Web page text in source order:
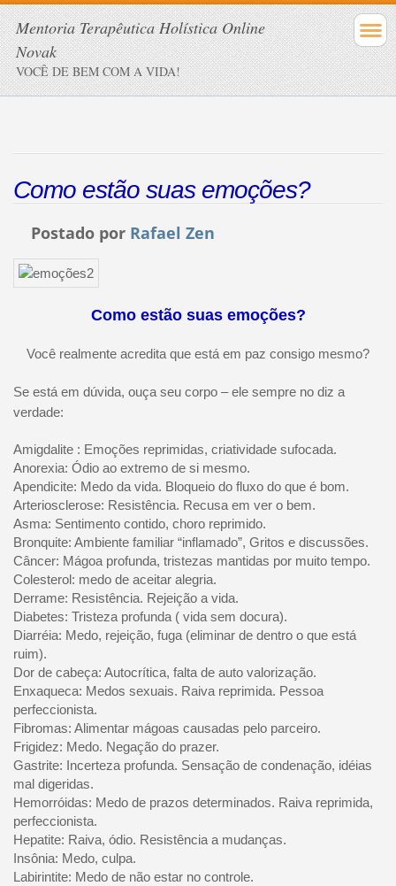
Mentoria Terapêutica Holística Online
Novak
VOCÊ DE BEM COM A VIDA!
Como estão suas emoções?
Postado por Rafael Zen
Como estão suas emoções?
Você realmente acredita que está em paz consigo mesmo?
Se está em dúvida, ouça seu corpo – ele sempre no diz a
verdade:
Amigdalite : Emoções reprimidas, criatividade sufocada.
Anorexia: Ódio ao extremo de si mesmo.
Apendicite: Medo da vida. Bloqueio do fluxo do que é bom.
Arteriosclerose: Resistência. Recusa em ver o bem.
Asma: Sentimento contido, choro reprimido.
Bronquite: Ambiente familiar “inflamado”, Gritos e discussões.
Câncer: Mágoa profunda, tristezas mantidas por muito tempo.
Colesterol: medo de aceitar alegria.
Derrame: Resistência. Rejeição a vida.
Diabetes: Tristeza profunda ( vida sem docura).
Diarréia: Medo, rejeição, fuga (eliminar de dentro o que está
ruim).
Dor de cabeça: Autocrítica, falta de auto valorização.
Enxaqueca: Medos sexuais. Raiva reprimida. Pessoa
perfeccionista.
Fibromas: Alimentar mágoas causadas pelo parceiro.
Frigidez: Medo. Negação do prazer.
Gastrite: Incerteza profunda. Sensação de condenação, idéias
mal digeridas.
Hemorróidas: Medo de prazos determinados. Raiva reprimida,
perfeccionista.
Hepatite: Raiva, ódio. Resistência a mudanças.
Insônia: Medo, culpa.
Labirintite: Medo de não estar no controle.